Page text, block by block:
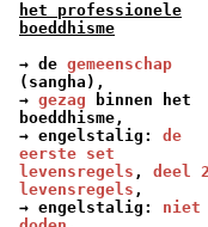
het professionele
boeddhisme
→ de gemeenschap
(sangha),
→ gezag binnen het
boeddhisme,
→ engelstalig: de
eerste set
levensregels , deel
levensregels ,
→ engelstalig: niet